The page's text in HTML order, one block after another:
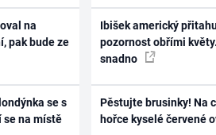
na
pak bude ze
se s
se na místě
Ibišek americký
pozornost obřími
snadno
Pěstujte brusinky! Na
hořce kyselé červené